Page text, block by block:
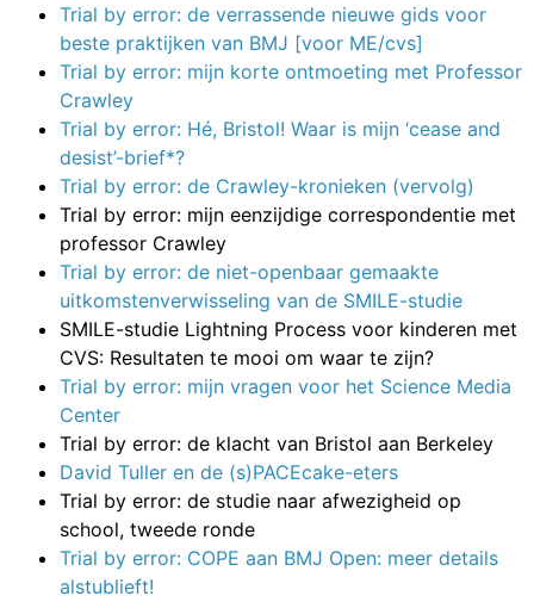
Trial by error: de verrassende nieuwe gids voor
beste praktijken van BMJ [voor ME/cvs]
Trial by error: mijn korte ontmoeting met Professor
Crawley
Trial by error: Hé, Bristol! Waar is mijn ‘cease and
desist’-brief*?
Trial by error: de Crawley-kronieken (vervolg)
Trial by error: mijn eenzijdige correspondentie met
professor Crawley
Trial by error: de niet-openbaar gemaakte
uitkomstenverwisseling van de SMILE-studie
SMILE-studie Lightning Process voor kinderen met
CVS: Resultaten te mooi om waar te zijn?
Trial by error: mijn vragen voor het Science Media
Center
Trial by error: de klacht van Bristol aan Berkeley
David Tuller en de (s)PACEcake-eters
Trial by error: de studie naar afwezigheid op
school, tweede ronde
Trial by error: COPE aan BMJ Open: meer details
alstublieft!